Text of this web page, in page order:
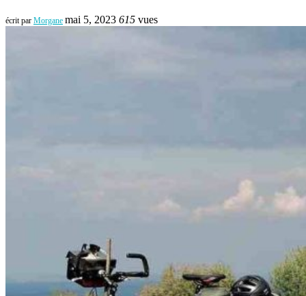
écrit par Morgane mai 5, 2023 615 vues